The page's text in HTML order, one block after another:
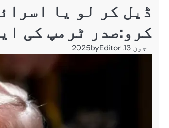
ڈیل کر لو یا
کرو:صدر ٹرمپ کی
جون 13, 2025 byEditor
پاکستان